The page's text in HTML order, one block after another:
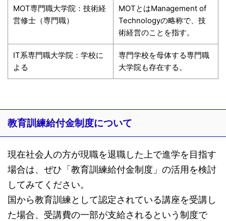
MOT専門職大学院：技術経
営修士（専門職）
MOTとはManagement of
Technologyの略称で、技
術経営のことを指す。
IT系専門職大学院：学校に
よる
専門学校を母体する専門職
大学院も存在する。
教育訓練給付金制度について
現在社会人の方が現職を退職した上で進学を目指す
場合は、ぜひ「教育訓練給付金制度」の活用を検討
してみてください。
国から教育訓練として認定されている講座を受講し
た場合、受講費の一部が支給されるという制度で